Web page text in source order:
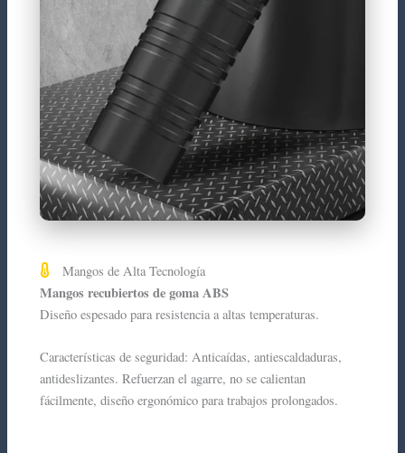
Mangos de Alta Tecnología
Mangos recubiertos de goma ABS
Diseño espesado para resistencia a altas temperaturas.
Características de seguridad: Anticaídas, antiescaldaduras,
antideslizantes. Refuerzan el agarre, no se calientan
fácilmente, diseño ergonómico para trabajos prolongados.